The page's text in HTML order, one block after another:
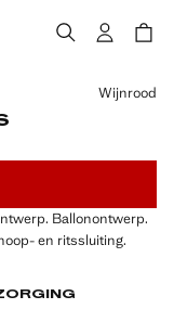
Wijnrood
Ballonontwerp.
en ritssluiting.